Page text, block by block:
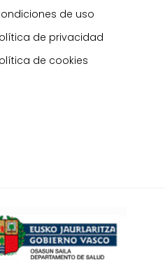
de uso
de privacidad
de cookies